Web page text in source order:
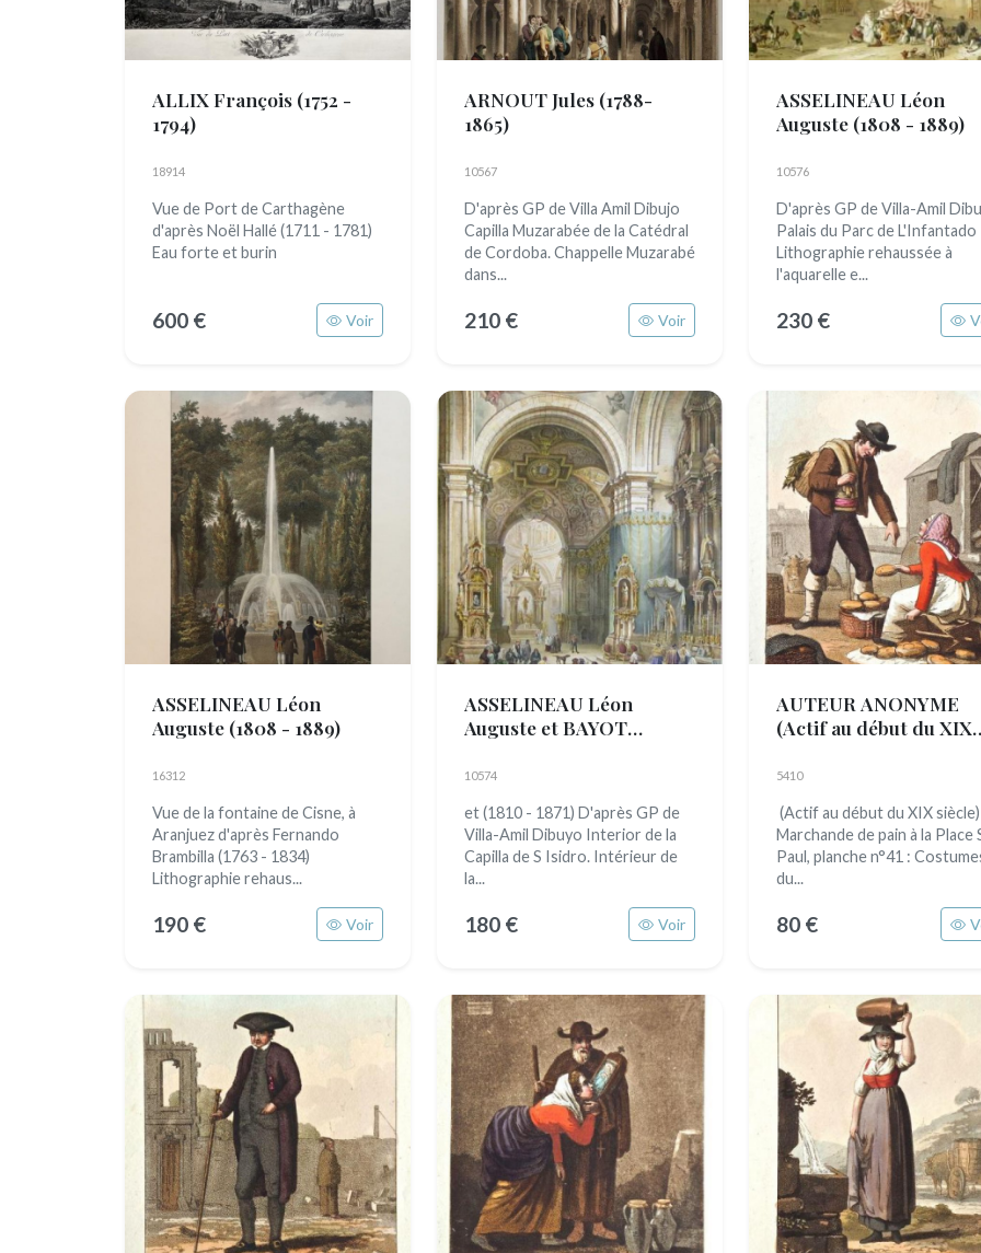
ALLIX François (1752 -
1794)
18914
Vue de Port de Carthagène
d'après Noël Hallé (1711 - 1781)
Eau forte et burin
600 € Voir
ARNOUT Jules (1788-
1865)
10567
D'après GP de Villa Amil Dibujo
Capilla Muzarabée de la Catédral
de Cordoba. Chappelle Muzarabé
dans...
210 € Voir
ASSELINEAU Léon
Auguste (1808 - 1889)
10576
D'après GP de Villa-Amil
Palais du Parc de L'Infantado
Lithographie rehaussée à
l'aquarelle e...
230 €
ASSELINEAU Léon
Auguste (1808 - 1889)
16312
Vue de la fontaine de Cisne, à
Aranjuez d'après Fernando
Brambilla (1763 - 1834)
Lithographie rehaus...
190 € Voir
ASSELINEAU Léon
Auguste et BAYOT
(1808 - 1889)
10574
et (1810 - 1871) D'après GP de
Villa-Amil Dibuyo Interior de la
Capilla de S Isidro. Intérieur de
la...
180 € Voir
AUTEUR ANONYME
(Actif au début du XIX
5410
(Actif au début du XIX siècle)
Marchande de pain à la Place
Paul, planche n°41 :
du...
80 €